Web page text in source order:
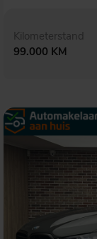
Kilometerstand
99.000 KM